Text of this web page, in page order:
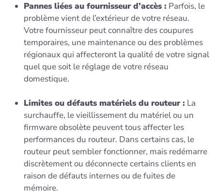
Pannes liées au fournisseur d’accès : Parfois, le
problème vient de l’extérieur de votre réseau.
Votre fournisseur peut connaître des coupures
temporaires, une maintenance ou des problèmes
régionaux qui affecteront la qualité de votre signal
quel que soit le réglage de votre réseau
domestique.
Limites ou défauts matériels du routeur : La
surchauffe, le vieillissement du matériel ou un
firmware obsolète peuvent tous affecter les
performances du routeur. Dans certains cas, le
routeur peut sembler fonctionner, mais redémarre
discrètement ou déconnecte certains clients en
raison de défauts internes ou de fuites de
mémoire.